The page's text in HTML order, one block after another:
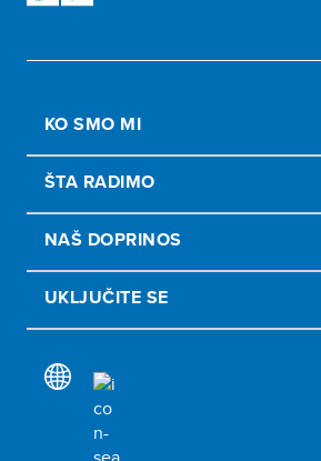
KO SMO MI
ŠTA RADIMO
NAŠ DOPRINOS
UKLJUČITE SE